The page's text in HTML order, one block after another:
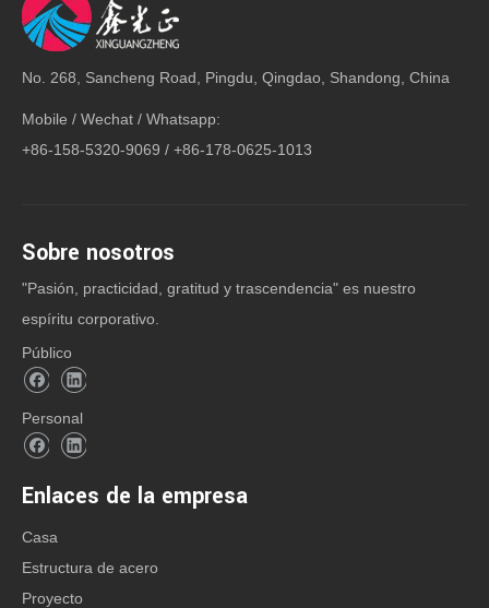
No. 268, Sancheng Road, Pingdu, Qingdao, Shandong, China
Mobile / Wechat / Whatsapp:
+86-158-5320-9069 / +86-178-0625-1013
Sobre nosotros
"Pasión, practicidad, gratitud y trascendencia" es nuestro
espíritu corporativo.
Público
Personal
Enlaces de la empresa
Casa
Estructura de acero
Proyecto